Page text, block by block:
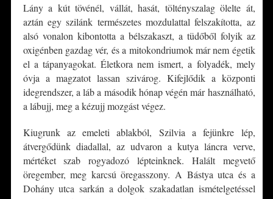
Lány a kút tövénél, vállát, hasát, töltényszalag ölelte át,
aztán egy szilánk természetes mozdulattal felszakította, az
alsó vonalon kibontotta a bélszakaszt, a tüdőből folyik az
oxigénben gazdag vér, és a mitokondriumok már nem égetik
el a tápanyagokat. Életkora nem ismert, a folyadék, mely
óvja a magzatot lassan szivárog. Kifejlődik a központi
idegrendszer, a láb a második hónap végén már használható,
a lábujj, meg a kézujj mozgást végez.
Kiugrunk az emeleti ablakból, Szilvia a fejünkre lép,
átvergődünk diadallal, az udvaron a kutya láncra verve,
mértéket szab rogyadozó lépteinknek. Halált megvető
öregember, meg karcsú öregasszony. A Bástya utca és a
Dohány utca sarkán a dolgok szakadatlan ismételgetéssel